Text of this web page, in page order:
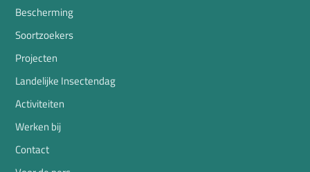
Bescherming
Soortzoekers
Projecten
Landelijke Insectendag
Activiteiten
Werken bij
Contact